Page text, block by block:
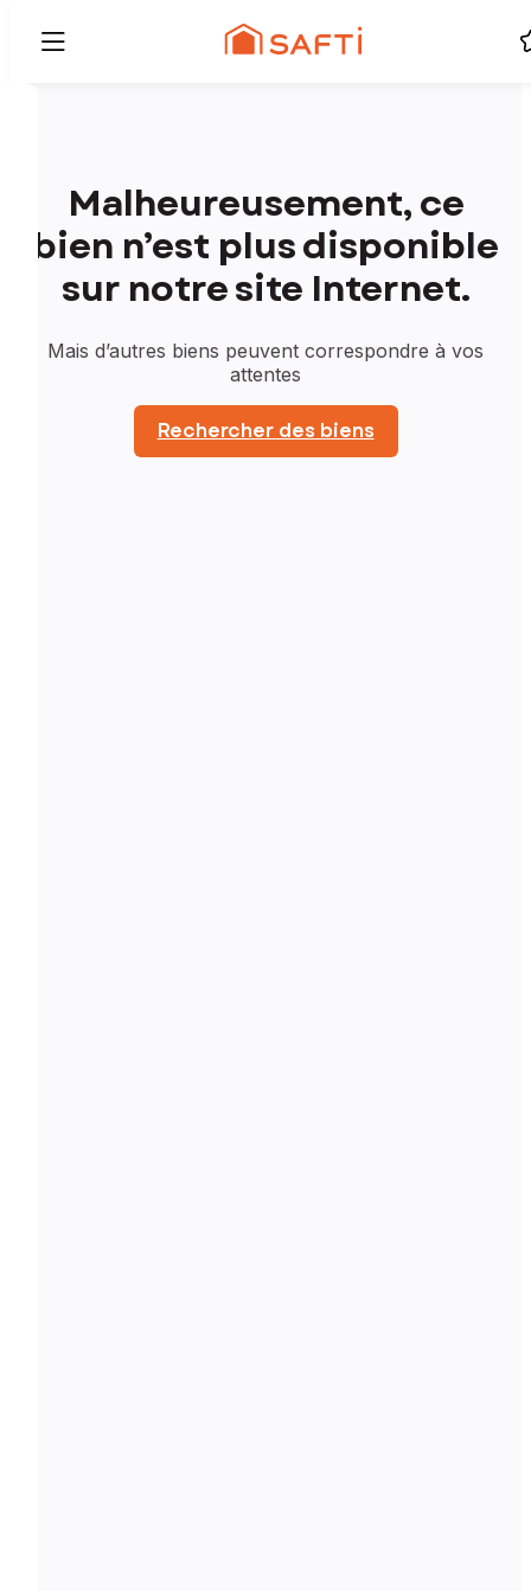
Malheureusement, ce
bien n’est plus disponible
sur notre site Internet.
Mais d’autres biens peuvent correspondre à vos
attentes
Rechercher des biens